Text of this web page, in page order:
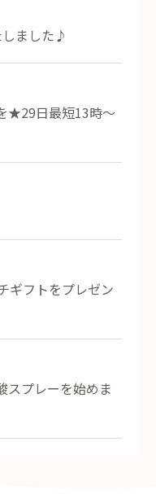
ました♪
★29日最短13時～
ギフトをプレゼン
スプレーを始めま